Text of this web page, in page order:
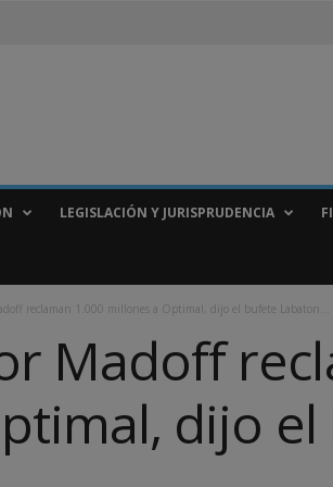
LEGISLACIÓN Y JURISPRUDENCIA
reclaman 1.000 millones a Optimal, dijo el bufete Labaton...
Madoff
dijo